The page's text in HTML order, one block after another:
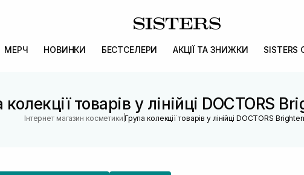
МЕРЧ НОВИНКИ БЕСТСЕЛЕРИ АКЦІЇ ТА ЗНИЖКИ SISTERS
колекції товарів у лінійці DOCTORS
Інтернет магазин косметики |Група колекції товарів у лінійці DOCTORS